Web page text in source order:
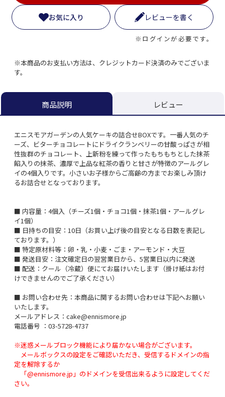
お気に入り レビューを書く
※ログインが必要です。
※本商品のお支払い方法は、クレジットカード決済のみでございま
す。
商品説明 レビュー
エニスモアガーデンの人気ケーキの詰合せBOXです。一番人気のチ
ーズ、ビターチョコレートにドライクランベリーの甘酸っぱさが相
性抜群のチョコレート、上新粉を練って作ったもちもちとした抹茶
餡入りの抹茶、濃厚で上品な紅茶の香りと甘さが特徴のアールグレ
イの4個入りです。小さいお子様からご高齢の方までお楽しみ頂け
るお詰合せとなっております。
■ 内容量：4個入（チーズ1個・チョコ1個・抹茶1個・アールグレ
イ1個）
■ 日持ちの目安：10日（お買い上げ後の目安となる日数を表記し
ております。）
■ 特定原材料等：卵・乳・小麦・ごま・アーモンド・大豆
■ 発送目安：注文確定日の翌営業日から、5営業日以内に発送
■ 配送：クール（冷蔵）便にてお届けいたします（掛け紙はお付
けできませんのでご了承ください）
■ お問い合わせ先：本商品に関するお問い合わせは下記へお願い
いたします。
メールアドレス：cake@ennismore.jp
電話番号 ：03-5728-4737
※迷惑メールブロック機能により届かない場合がございます。
メールボックスの設定をご確認いただき、受信するドメインの指
定を解除するか
「@ennismore.jp」のドメインを受信出来るように設定してくだ
さい。